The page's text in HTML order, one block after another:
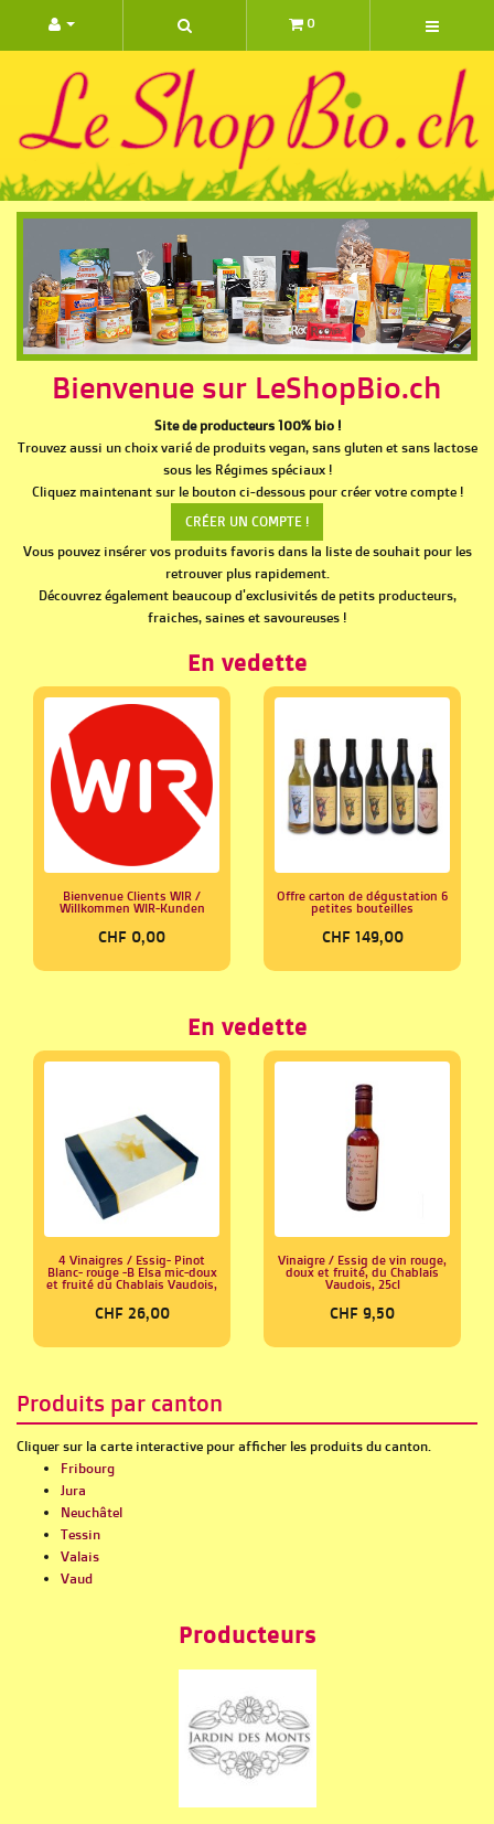
0
Bienvenue sur LeShopBio.ch
Site de producteurs 100% bio !
Trouvez aussi un choix varié de produits vegan, sans gluten et sans lactose
sous les Régimes spéciaux !
Cliquez maintenant sur le bouton ci-dessous pour créer votre compte !
CRÉER UN COMPTE !
Vous pouvez insérer vos produits favoris dans la liste de souhait pour les
retrouver plus rapidement.
Découvrez également beaucoup d'exclusivités de petits producteurs,
fraiches, saines et savoureuses !
En vedette
Bienvenue Clients WIR /
Willkommen WIR-Kunden
CHF 0,00
Offre carton de dégustation 6
petites bouteilles
CHF 149,00
En vedette
4 Vinaigres / Essig- Pinot
Blanc- rouge -B Elsa mic-doux
et fruité du Chablais Vaudois,
CHF 26,00
Vinaigre / Essig de vin rouge,
doux et fruité, du Chablais
Vaudois, 25cl
CHF 9,50
Produits par canton
Cliquer sur la carte interactive pour afficher les produits du canton.
Fribourg
Jura
Neuchâtel
Tessin
Valais
Vaud
Producteurs